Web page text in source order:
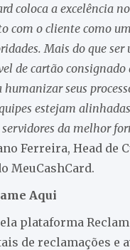
coloca a excelência no
com o cliente como
Mais do que ser
de cartão consignado
humanizar seus
estejam
da melhor
Ferreira, Head de
MeuCashCard.
Aqui
plataforma
de reclamações e